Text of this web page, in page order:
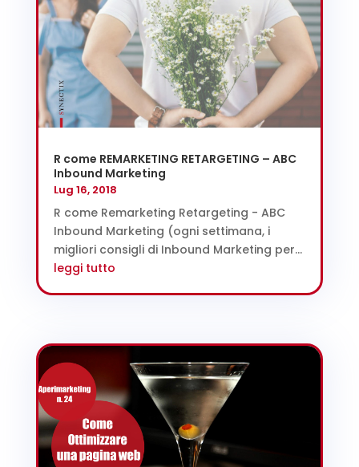
R come REMARKETING RETARGETING – ABC
Inbound Marketing
Lug 16, 2018
R come Remarketing Retargeting - ABC
Inbound Marketing (ogni settimana, i
migliori consigli di Inbound Marketing per...
leggi tutto